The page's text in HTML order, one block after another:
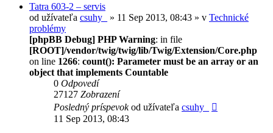
Tatra 603-2 – servis
od užívateľa csuhy_ » 11 Sep 2013, 08:43 » v Technické
problémy
[phpBB Debug] PHP Warning: in file
[ROOT]/vendor/twig/twig/lib/Twig/Extension/Core.php
on line 1266: count(): Parameter must be an array or an
object that implements Countable
0 Odpovedí
27127 Zobrazení
Posledný príspevokod užívateľa csuhy_
11 Sep 2013, 08:43